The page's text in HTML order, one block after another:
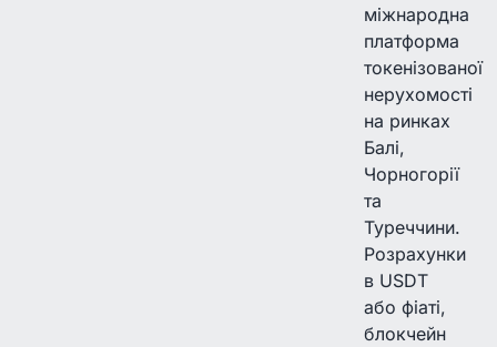
міжнародна
платформа
токенізованої
нерухомості
на ринках
Балі,
Чорногорії
та
Туреччини.
Розрахунки
в USDT
або фіаті,
блокчейн